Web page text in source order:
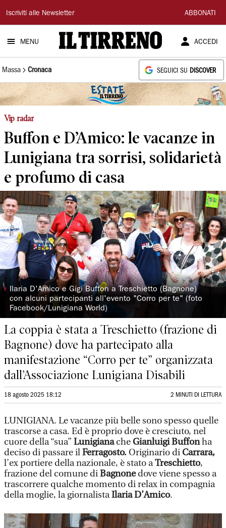
Il
Tirreno
Iscriviti alle Newsletter ABBONATI
MENU ACCEDI
Massa Cronaca SEGUICI SU DISCOVER
Vip radar
Buffon e D’Amico: le vacanze in
Lunigiana tra sorrisi, solidarietà
e profumo di casa
◗ Ilaria D'Amico e Gigi Buffon a Treschietto (Bagnone)
con alcuni partecipanti all'evento "Corro per te" (foto
Facebook/Lunigiana World)
La coppia è stata a Treschietto (frazione di
Bagnone) dove ha partecipato alla
manifestazione “Corro per te” organizzata
dall’Associazione Lunigiana Disabili
18 agosto 2025 18:12 2 MINUTI DI LETTURA
LUNIGIANA. Le vacanze più belle sono spesso quelle
trascorse a casa. Ed è proprio dove è cresciuto, nel
cuore della “sua” LunigianacheGianluigi Buffonha
deciso di passare ilFerragosto. Originario di Carrara,
l’ex portiere della nazionale, è stato aTreschietto,
frazione del comune diBagnonedove viene spesso a
trascorrere qualche momento di relax in compagnia
della moglie, la giornalistaIlaria D’Amico.